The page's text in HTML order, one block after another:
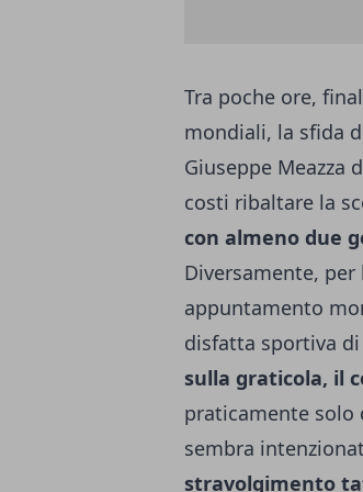
Tra poche ore,
mondiali, la sfida
Giuseppe Meazza
costi ribaltare la
con almeno due
Diversamente,
appuntamento
disfatta sportiva
sulla graticola, il
praticamente solo
sembra
stravolgimento